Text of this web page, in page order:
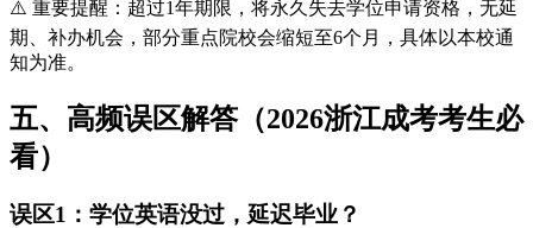
⚠️ 重要提醒：超过1年期限，将永久失去学位申请资格，无延
期、补办机会，部分重点院校会缩短至6个月，具体以本校通
知为准。
五、高频误区解答（2026浙江成考考生必
看）
误区1：学位英语没过，延迟毕业？